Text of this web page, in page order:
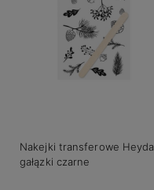
Nakejki transferowe Heyda
gałązki czarne